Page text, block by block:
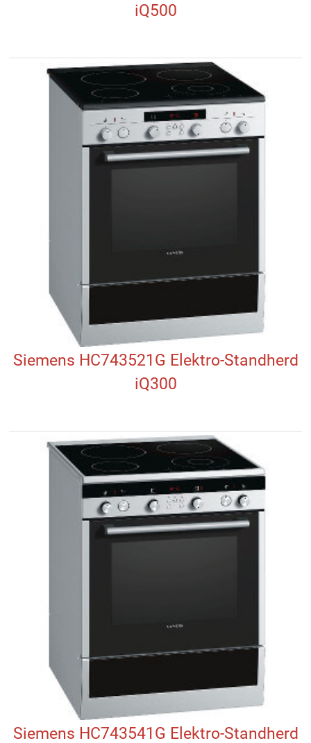
iQ500
Siemens HC743521G Elektro-Standherd
iQ300
Siemens HC743541G Elektro-Standherd